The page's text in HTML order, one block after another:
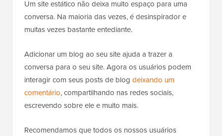
Um site estático não deixa muito espaço para uma
conversa. Na maioria das vezes, é desinspirador e
muitas vezes bastante entediante.
Adicionar um blog ao seu site ajuda a trazer a
conversa para o seu site. Agora os usuários podem
interagir com seus posts de blog deixando um
comentário, compartilhando nas redes sociais,
escrevendo sobre ele e muito mais.
Recomendamos que todos os nossos usuários